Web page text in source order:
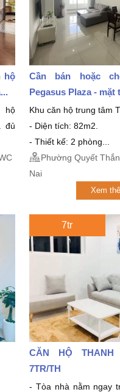
hộ
hộ
đủ
Cần bán hoặc
Pegasus Plaza - mặt
Khu căn hộ trung tâm
- Diện tích: 82m2.
- Thiết kế: 2 phòng...
Phường Quyết
Nai
Xem
7tr
CĂN HỘ
7TR/TH
- Tòa nhà nằm ngay